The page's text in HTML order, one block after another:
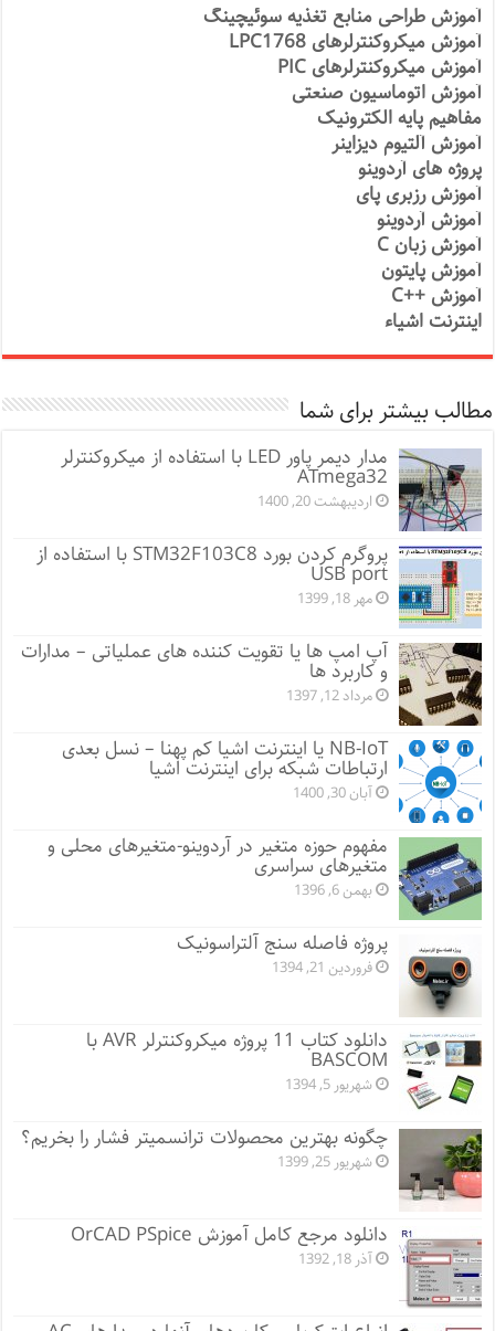
آموزش طراحی منابع تغذیه سوئیچینگ
آموزش میکروکنترلرهای LPC1768
آموزش میکروکنترلرهای PIC
آموزش اتوماسیون صنعتی
مفاهیم پایه الکترونیک
آموزش آلتیوم دیزاینر
پروژه های آردوینو
آموزش رزبری پای
آموزش آردوینو
آموزش زبان C
آموزش پایتون
آموزش ++C
اینترنت اشیاء
مطالب بیشتر برای شما
مدار دیمر پاور LED با استفاده از میکروکنترلر
ATmega32
اردیبهشت 20, 1400
پروگرم کردن بورد STM32F103C8 با استفاده از
USB port
مهر 18, 1399
آپ امپ ها یا تقویت کننده های عملیاتی – مدارات
و کاربرد ها
مرداد 12, 1397
NB-IoT یا اینترنت اشیا کم پهنا – نسل بعدی
ارتباطات شبکه برای اینترنت اشیا
آبان 30, 1400
مفهوم حوزه متغیر در آردوینو-متغیرهای محلی و
متغیرهای سراسری
بهمن 6, 1396
پروژه فاصله سنج آلتراسونیک
فروردین 21, 1394
دانلود کتاب 11 پروژه میکروکنترلر AVR با
BASCOM
شهریور 5, 1394
چگونه بهترین محصولات ترانسمیتر فشار را بخریم؟
شهریور 25, 1399
دانلود مرجع کامل آموزش OrCAD PSpice
آذر 18, 1392